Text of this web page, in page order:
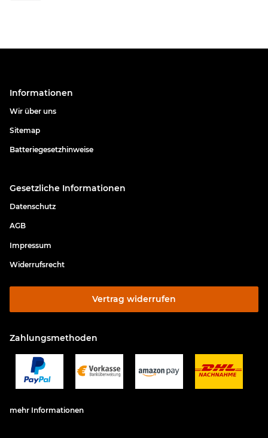
Informationen
Wir über uns
Sitemap
Batteriegesetzhinweise
Gesetzliche Informationen
Datenschutz
AGB
Impressum
Widerrufsrecht
Vertrag widerrufen
Zahlungsmethoden
mehr Informationen